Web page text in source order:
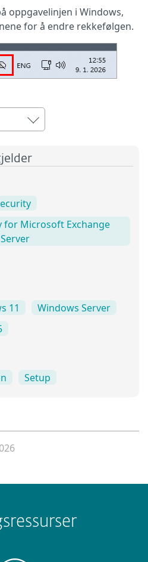
oppgavelinjen i Windows,
for å endre rekkefølgen.
for Microsoft Exchange
Server
11
Windows Server
Setup